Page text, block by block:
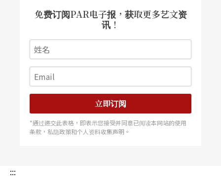
的包厢，「那场最便宜的是4,000，最贵是12,000，
我买不下去，后来是一位音乐界前辈把票让给我，
她对我说：『身为艺术创作者，应该把美让更多人
知道。』」她牢记前辈好意，像接了棒，也学著前
辈务实地分享艺术的价值，「现在若听到学弟妹想
看戏但没钱，而我知道这个作品错过太可惜，我也
会尽量在能力之内请他们去看。」
免费订阅PAR电子报，获取更多艺文资
讯！
立即订阅
*通过递交此表格，即表示您接受并同意已阅读本网站的使用
条款，私隐政策和个人资料收集声明。
:::